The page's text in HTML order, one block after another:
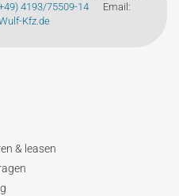
4193/75509-14Email:
Kfz.de
& leasen